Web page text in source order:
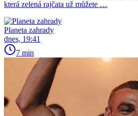
která zelená rajčata už můžete …
Planeta zahrady
dnes, 19:41
7 min